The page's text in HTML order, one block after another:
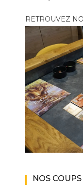
RETROUVEZ
NOS